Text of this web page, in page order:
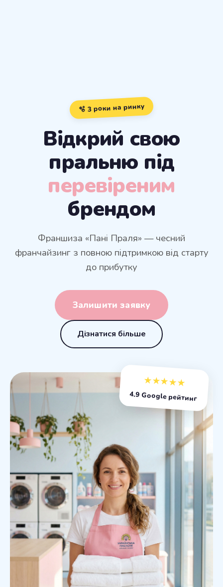
🫧 3 роки на ринку
Відкрий свою
пральню під
перевіреним
брендом
Франшиза «Пані Праля» — чесний
франчайзинг з повною підтримкою від старту
до прибутку
Залишити заявку
Дізнатися більше
★★★★★
4.9 Google рейтинг